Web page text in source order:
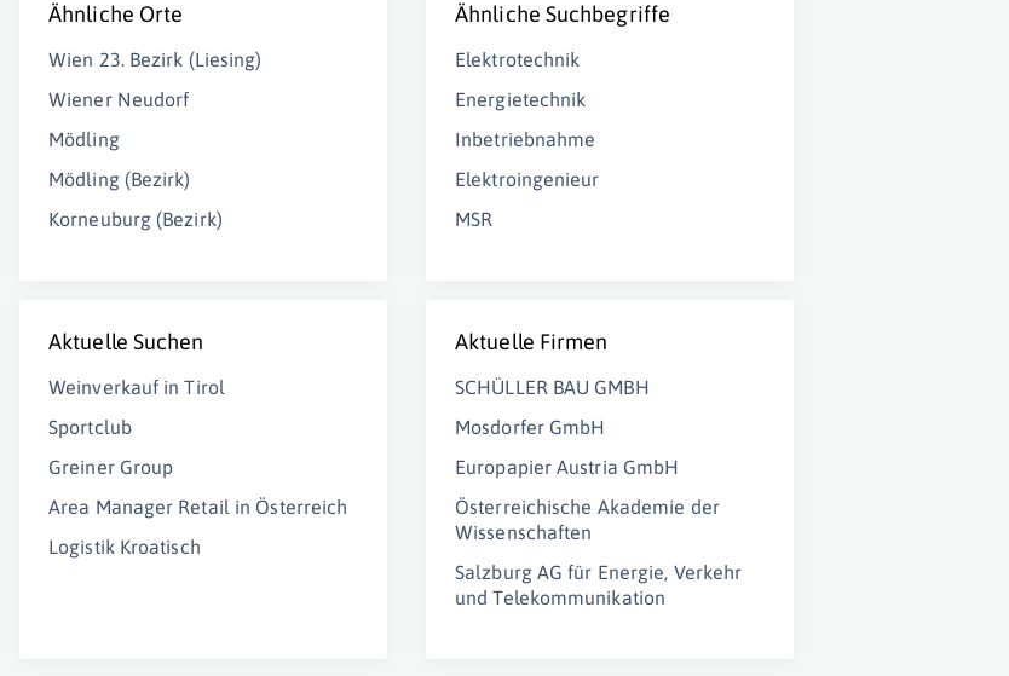
Ähnliche Orte
Wien 23. Bezirk (Liesing)
Wiener Neudorf
Mödling
Mödling (Bezirk)
Korneuburg (Bezirk)
Ähnliche Suchbegriffe
Elektrotechnik
Energietechnik
Inbetriebnahme
Elektroingenieur
MSR
Aktuelle Suchen
Weinverkauf in Tirol
Sportclub
Greiner Group
Area Manager Retail in Österreich
Logistik Kroatisch
Aktuelle Firmen
SCHÜLLER BAU GMBH
Mosdorfer GmbH
Europapier Austria GmbH
Österreichische Akademie der
Wissenschaften
Salzburg AG für Energie, Verkehr
und Telekommunikation